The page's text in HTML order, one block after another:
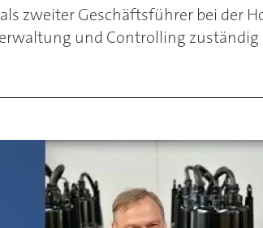
zweiter Geschäftsführer bei der
und Controlling zuständig